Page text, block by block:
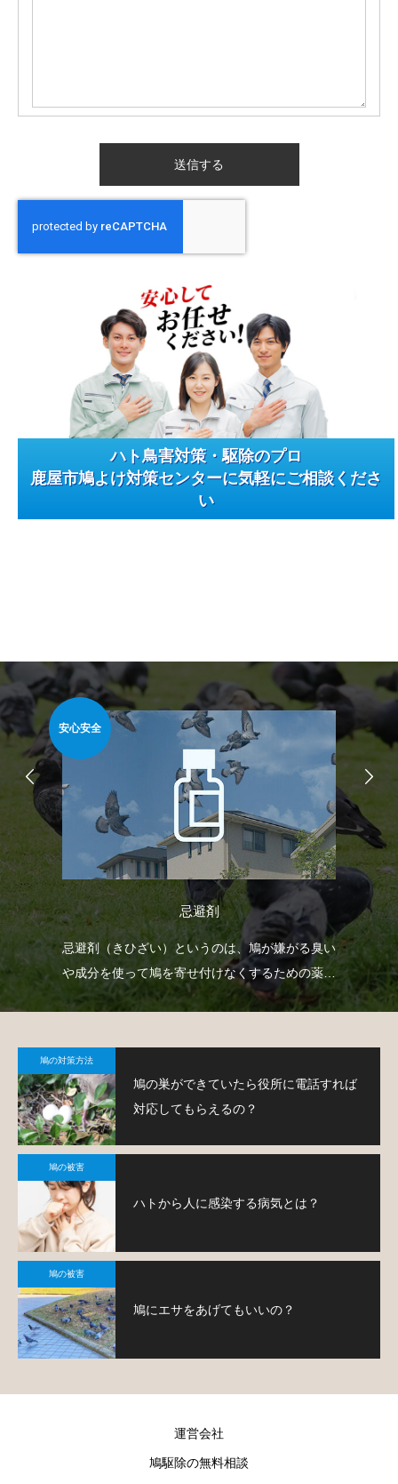
ハト鳥害対策・駆除のプロ
鹿屋市鳩よけ対策センターに気軽にご相談くださ
い
安心安全
忌避剤
忌避剤（きひざい）というのは、鳩が嫌がる臭い
や成分を使って鳩を寄せ付けなくするための薬剤
で、様々なタイプのものがあります。
鳩の対策方法
鳩の巣ができていたら役所に電話すれば
対応してもらえるの？
鳩の被害
ハトから人に感染する病気とは？
鳩の被害
鳩にエサをあげてもいいの？
運営会社
鳩駆除の無料相談